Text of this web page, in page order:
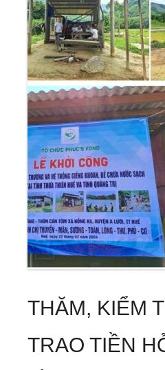
THĂM, KIỂM
TRAO TIỀN